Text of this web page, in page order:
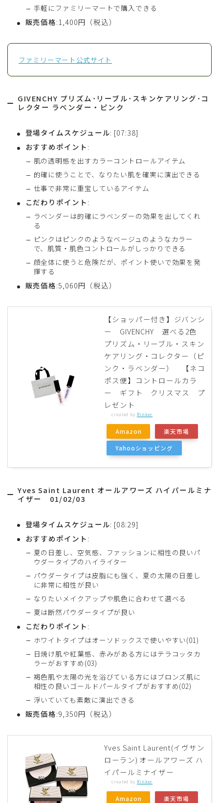
手軽にファミリーマートで購入できる
販売価格:1,400円（税込）
ファミリーマート公式サイト
GIVENCHY プリズム･リーブル･スキンケアリング･コ
レクター ラベンダー・ピンク
登場タイムスケジュール: [07:38]
おすすめポイント:
肌の透明感を出すカラーコントロールアイテム
的確に使うことで、なりたい肌を確実に演出できる
仕事で非常に重宝しているアイテム
こだわりポイント:
ラベンダーは的確にラベンダーの効果を出してくれ
る
ピンクはピンクのようなベージュのようなカラー
で、肌質・肌色コントロールがしっかりできる
顔全体に使うと危険だが、ポイント使いで効果を発
揮する
販売価格:5,060円（税込）
【ショッパー付き】ジバンシ
ー GIVENCHY 選べる2色
プリズム・リーブル・スキン
ケアリング・コレクター（ピ
ンク・ラベンダー） 【ネコ
ポス便】コントロールカラ
ー ギフト クリスマス プ
レゼント
created by Rinker
Amazon 楽天市場
Yahooショッピング
Yves Saint Laurent オールアワーズ ハイパールミナ
イザー
01/02/03
登場タイムスケジュール: [08:29]
おすすめポイント:
夏の日差し、空気感、ファッションに相性の良いパ
ウダータイプのハイライター
パウダータイプは皮脂にも強く、夏の太陽の日差し
に非常に相性が良い
なりたいメイクアップや肌色に合わせて選べる
夏は断然パウダータイプが良い
こだわりポイント:
ホワイトタイプはオーソドックスで使いやすい(01)
日焼け肌や紅葉感、赤みがある方にはテラコッタカ
ラーがおすすめ(03)
褐色肌や太陽の光を浴びている方にはブロンズ肌に
相性の良いゴールドパールタイプがおすすめ(02)
浮いていても素敵に演出できる
販売価格:9,350円（税込）
Yves Saint Laurent(イヴサン
ローラン) オールアワーズ ハ
イパールミナイザー
created by Rinker
Amazon 楽天市場